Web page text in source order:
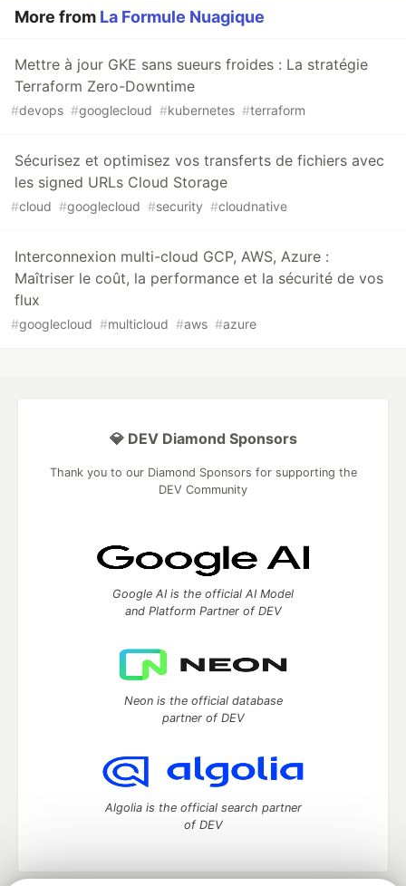
More from La Formule Nuagique
Mettre à jour GKE sans sueurs froides : La stratégie
Terraform Zero-Downtime
#devops #googlecloud #kubernetes #terraform
Sécurisez et optimisez vos transferts de fichiers avec
les signed URLs Cloud Storage
#cloud #googlecloud #security #cloudnative
Interconnexion multi-cloud GCP, AWS, Azure :
Maîtriser le coût, la performance et la sécurité de vos
flux
#googlecloud #multicloud #aws #azure
💎 DEV Diamond Sponsors
Thank you to our Diamond Sponsors for supporting the
DEV Community
Google AI is the official AI Model
and Platform Partner of DEV
Neon is the official database
partner of DEV
Algolia is the official search partner
of DEV